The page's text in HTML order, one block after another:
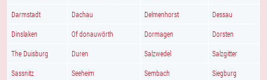
Darmstadt Dachau Delmenhorst Dessau
Dinslaken Of donauwörth Dormagen Dorsten
The Duisburg Duren Salzwedel Salzgitter
Sassnitz Seeheim Sembach Siegburg